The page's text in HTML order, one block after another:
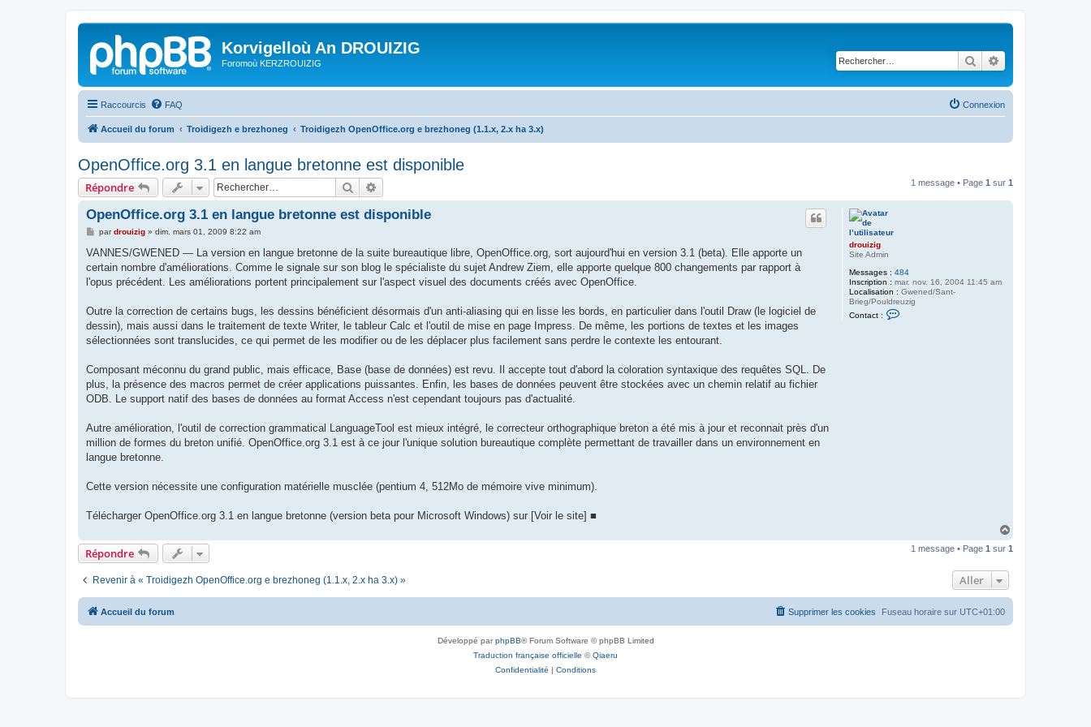
Korvigelloù An DROUIZIG
Foromoù KERZROUIZIG Rechercher
Raccourcis FAQ Connexion
Accueil du forum Troidigezh e brezhoneg Troidigezh OpenOffice.org e brezhoneg (1.1.x, 2.x ha 3.x)
OpenOffice.org 3.1 en langue bretonne est disponible
Répondre Rechercher 1 message • Page 1 sur 1
drouizig
Site Admin
Messages : 484
Inscription : mar. nov. 16, 2004 11:45 am
Localisation : Gwened/Sant-
Brieg/Pouldreuzig
Contact :
OpenOffice.org 3.1 en langue bretonne est disponible
M
s
a
g
e
pardrouizig» dim. mars 01, 2009 8:22 am
VANNES/GWENED — La version en langue bretonne de la suite bureautique libre, OpenOffice.org, sort aujourd'hui en version 3.1 (beta). Elle apporte un
certain nombre d'améliorations. Comme le signale sur son blog le spécialiste du sujet Andrew Ziem, elle apporte quelque 800 changements par rapport à
l'opus précédent. Les améliorations portent principalement sur l'aspect visuel des documents créés avec OpenOffice.
Outre la correction de certains bugs, les dessins bénéficient désormais d'un anti-aliasing qui en lisse les bords, en particulier dans l'outil Draw (le logiciel de
dessin), mais aussi dans le traitement de texte Writer, le tableur Calc et l'outil de mise en page Impress. De même, les portions de textes et les images
sélectionnées sont translucides, ce qui permet de les modifier ou de les déplacer plus facilement sans perdre le contexte les entourant.
Composant méconnu du grand public, mais efficace, Base (base de données) est revu. Il accepte tout d'abord la coloration syntaxique des requêtes SQL. De
plus, la présence des macros permet de créer applications puissantes. Enfin, les bases de données peuvent être stockées avec un chemin relatif au fichier
ODB. Le support natif des bases de données au format Access n'est cependant toujours pas d'actualité.
Autre amélioration, l'outil de correction grammatical LanguageTool est mieux intégré, le correcteur orthographique breton a été mis à jour et reconnait près d'un
million de formes du breton unifié. OpenOffice.org 3.1 est à ce jour l'unique solution bureautique complète permettant de travailler dans un environnement en
langue bretonne.
Cette version nécessite une configuration matérielle musclée (pentium 4, 512Mo de mémoire vive minimum).
Télécharger OpenOffice.org 3.1 en langue bretonne (version beta pour Microsoft Windows) sur [Voir le site] ■
u
Répondre 1 message • Page 1 sur 1
Revenir à « Troidigezh OpenOffice.org e brezhoneg (1.1.x, 2.x ha 3.x) » Aller
Accueil du forum Fuseau horaire sur UTC+01:00
Supprimer les cookies
Développé parphpBB® Forum Software © phpBB Limited
Traduction française officielle ©Qiaeru
Confidentialité | Conditions